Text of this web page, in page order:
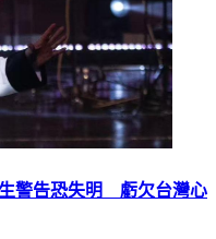
生警告恐失明 虧欠台灣心